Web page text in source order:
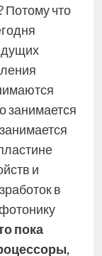
Потому что
занимается
и
в
пока